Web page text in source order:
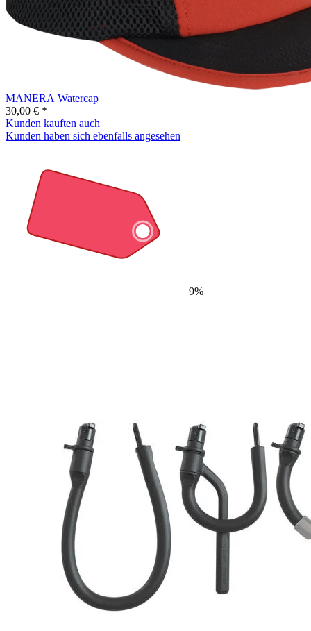
MANERA Watercap
30,00 € *
Kunden kauften auch
Kunden haben sich ebenfalls angesehen
9%